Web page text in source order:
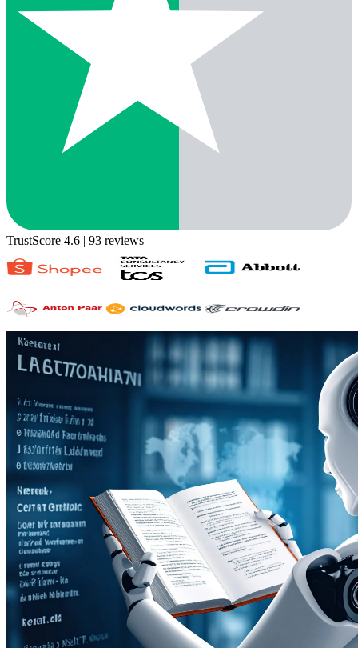
TrustScore 4.6 | 93 reviews